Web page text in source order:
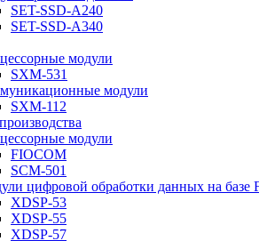
SET-SSD-A240
SET-SSD-A340
модули
SXM-531
модули
SXM-112
модули
FIOCOM
SCM-501
цифровой обработки данных на базе
XDSP-53
XDSP-55
XDSP-57